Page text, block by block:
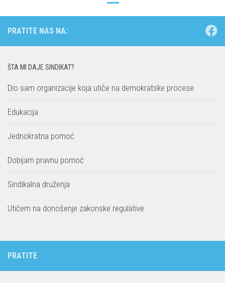
PRATITE NAS NA:
ŠTA MI DAJE SINDIKAT?
Dio sam organizacije koja utiče na demokratske procese
Edukacija
Jednokratna pomoć
Dobijam pravnu pomoć
Sindikalna druženja
Utičem na donošenje zakonske regulative
PRATITE